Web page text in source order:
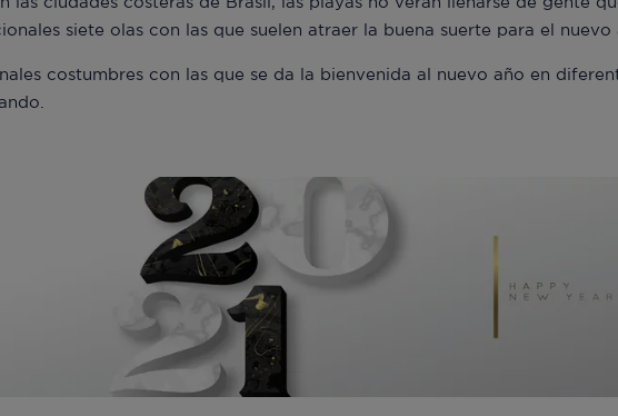
siete olas con las que suelen atraer la buena suerte para el nuevo
costumbres con las que se da la bienvenida al nuevo año en